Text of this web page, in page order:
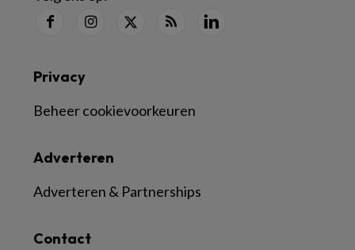
Contact
Adverteren
Adverteren & Partnerships
Privacy
Beheer cookievoorkeuren